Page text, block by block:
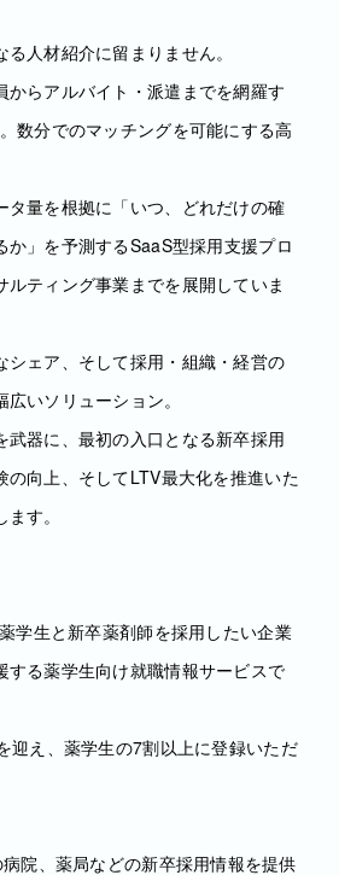
人材紹介に留まりません。
からアルバイト・派遣までを網羅す
数分でのマッチングを可能にする高
タ量を根拠に「いつ、どれだけの確
か」を予測するSaaS型採用支援プロ
ルティング事業までを展開していま
シェア、そして採用・組織・経営の
いソリューション。
武器に、最初の入口となる新卒採用
の向上、そしてLTV最大化を推進いた
す。
学生と新卒薬剤師を採用したい企業
する薬学生向け就職情報サービスで
迎え、薬学生の7割以上に登録いただ
院、薬局などの新卒採用情報を提供